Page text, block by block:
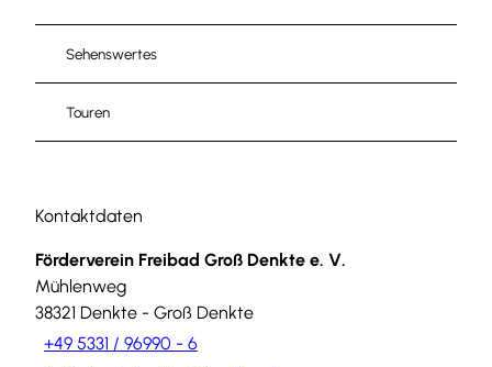
Sehenswertes
Touren
Kontaktdaten
Förderverein Freibad Groß Denkte e. V.
Mühlenweg
38321 Denkte - Groß Denkte
+49 5331 / 96990 - 6